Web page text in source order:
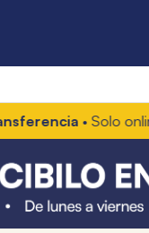
• Solo online6